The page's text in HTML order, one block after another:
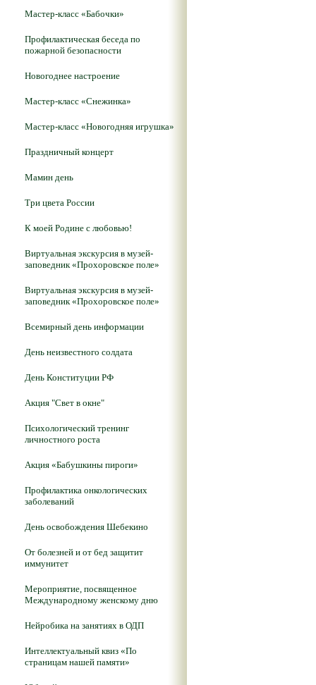
Мастер-класс «Бабочки»
Профилактическая беседа по
пожарной безопасности
Новогоднее настроение
Мастер-класс «Снежинка»
Мастер-класс «Новогодняя игрушка»
Праздничный концерт
Мамин день
Три цвета России
К моей Родине с любовью!
Виртуальная экскурсия в музей-
заповедник «Прохоровское поле»
Виртуальная экскурсия в музей-
заповедник «Прохоровское поле»
Всемирный день информации
День неизвестного солдата
День Конституции РФ
Акция "Свет в окне"
Психологический тренинг
личностного роста
Акция «Бабушкины пироги»
Профилактика онкологических
заболеваний
День освобождения Шебекино
От болезней и от бед защитит
иммунитет
Мероприятие, посвященное
Международному женскому дню
Нейробика на занятиях в ОДП
Интеллектуальный квиз «По
страницам нашей памяти»